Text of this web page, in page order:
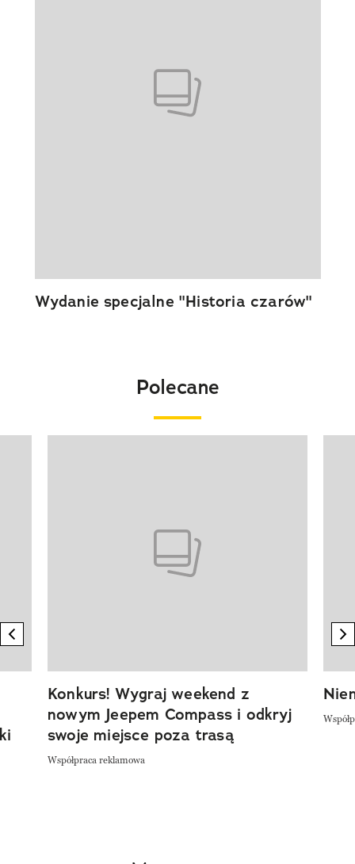
Wydanie specjalne "Historia czarów"
Polecane
previous element
Konkurs! Wygraj weekend z
nowym Jeepem Compass i odkryj
swoje miejsce poza trasą
Współpraca reklamowa